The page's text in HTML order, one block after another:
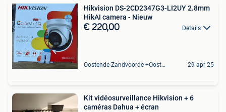
Hikvision DS-2CD2347G3-LI2UY 2.8mm
HikAI camera - Nieuw
€ 220,00 Details
Oostende Zandvoorde +Oostende 29 apr 25
Kit vidéosurveillance Hikvision + 6
caméras Dahua + écran